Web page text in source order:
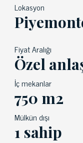
Lokasyon
Fiyat Aralığı
Özel
İç mekanlar
750 m2
Mülkün dışı
1 sahip